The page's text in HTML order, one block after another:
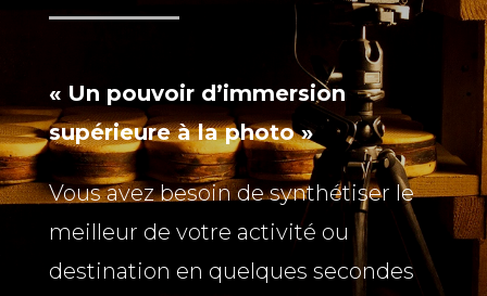
« Un pouvoir d’immersion
supérieure à la photo »
Vous avez besoin de synthétiser le
meilleur de votre activité ou
destination en quelques secondes